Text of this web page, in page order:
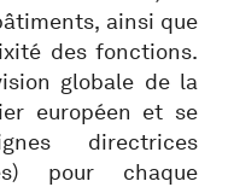
ainsi que
des fonctions.
globale de la
européen et se
directrices
pour chaque